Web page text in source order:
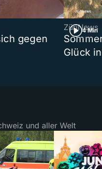
gegen
4 Min
ZüriNews
Glück
und aller Welt